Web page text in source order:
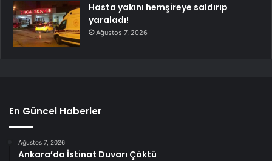
Hasta yakını hemşireye saldırıp
yaraladı!
Ağustos 7, 2026
En Güncel Haberler
Ağustos 7, 2026
Ankara’da İstinat Duvarı Çöktü